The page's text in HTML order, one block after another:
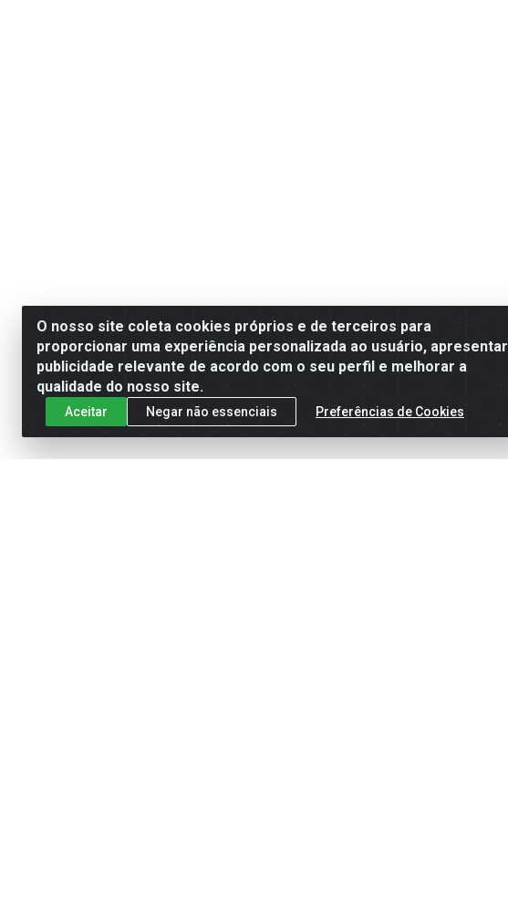
O nosso site coleta cookies próprios e de terceiros para
proporcionar uma experiência personalizada ao usuário, apresentar
publicidade relevante de acordo com o seu perfil e melhorar a
qualidade do nosso site.
Aceitar Negar não essenciais Preferências de Cookies